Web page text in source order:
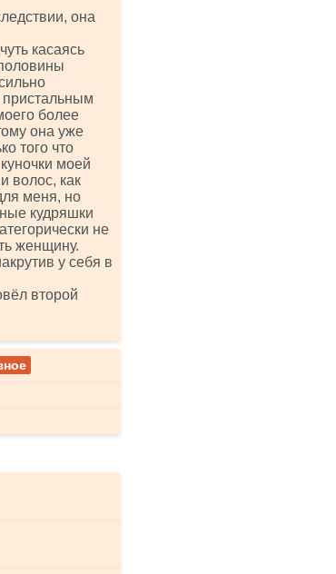
она
касаясь
пристальным
более
она уже
того что
моей
волос, как
меня, но
кудряшки
не
женщину.
у себя в
второй